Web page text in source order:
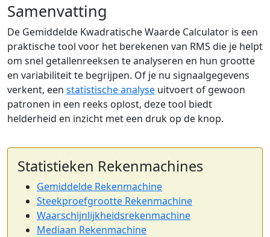
Samenvatting
De Gemiddelde Kwadratische Waarde Calculator is een
praktische tool voor het berekenen van RMS die je helpt
om snel getallenreeksen te analyseren en hun grootte
en variabiliteit te begrijpen. Of je nu signaalgegevens
verkent, een statistische analyse uitvoert of gewoon
patronen in een reeks oplost, deze tool biedt
helderheid en inzicht met een druk op de knop.
Statistieken Rekenmachines
Gemiddelde Rekenmachine
Steekproefgrootte Rekenmachine
Waarschijnlijkheidsrekenmachine
Mediaan Rekenmachine